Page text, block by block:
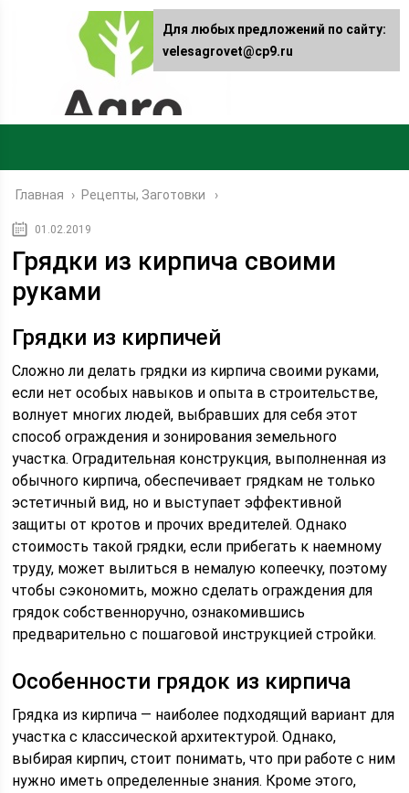
Главная › Рецепты, Заготовки
01.02.2019
Грядки из кирпича своими
руками
Грядки из кирпичей
Сложно ли делать грядки из кирпича своими руками,
если нет особых навыков и опыта в строительстве,
волнует многих людей, выбравших для себя этот
способ ограждения и зонирования земельного
участка. Оградительная конструкция, выполненная из
обычного кирпича, обеспечивает грядкам не только
эстетичный вид, но и выступает эффективной
защиты от кротов и прочих вредителей. Однако
стоимость такой грядки, если прибегать к наемному
труду, может вылиться в немалую копеечку, поэтому
чтобы сэкономить, можно сделать ограждения для
грядок собственноручно, ознакомившись
предварительно с пошаговой инструкцией стройки.
Особенности грядок из кирпича
Грядка из кирпича — наиболее подходящий вариант для
участка с классической архитектурой. Однако,
выбирая кирпич, стоит понимать, что при работе с ним
нужно иметь определенные знания. Кроме этого,
Для любых предложений по сайту:
velesagrovet@cp9.ru